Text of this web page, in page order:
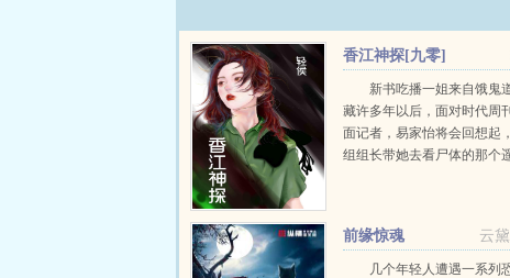
香江神探[九零]
新书吃播一姐来自饿鬼
藏许多年以后，面对时代周
面记者，易家怡将会回想起
组组长带她去看尸体的那个
云
前缘惊魂
几个年轻人遭遇一系列